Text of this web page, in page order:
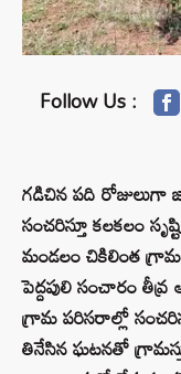
Follow Us :
గడిచిన పది రోజులుగా
సంచరిస్తూ కలకలం
మండలం చికిలింత
పెద్దపులి సంచారం
గ్రామ పరిసరాల్లో
తినేసిన ఘటనతో